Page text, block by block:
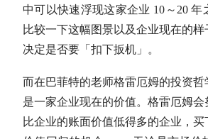
中可以快速浮现这家企业 10～20 年
比较一下这幅图景以及企业现在的样
决定是否要「扣下扳机」。
而在巴菲特的老师格雷厄姆的投资
是一家企业现在的价值。格雷厄姆
比企业的账面价值低得多的企业，